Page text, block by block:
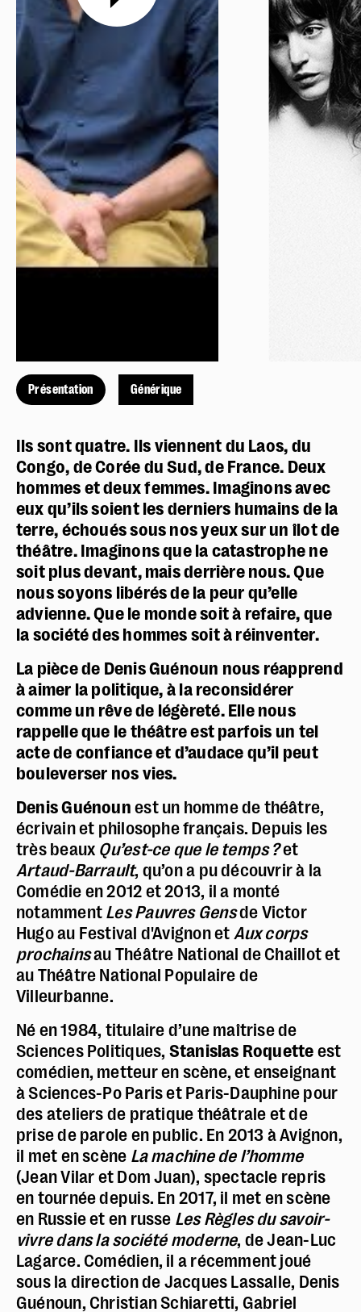
Police dyslexie :non
Taille du texte :par défaut
Contrastes :par défaut
Présentation Générique
Ils sont quatre. Ils viennent du Laos, du
Congo, de Corée du Sud, de France. Deux
hommes et deux femmes. Imaginons avec
eux qu’ils soient les derniers humains de la
terre, échoués sous nos yeux sur un îlot de
théâtre. Imaginons que la catastrophe ne
soit plus devant, mais derrière nous. Que
nous soyons libérés de la peur qu’elle
advienne. Que le monde soit à refaire, que
la société des hommes soit à réinventer.
La pièce de Denis Guénoun nous réapprend
à aimer la politique, à la reconsidérer
comme un rêve de légèreté. Elle nous
rappelle que le théâtre est parfois un tel
acte de confiance et d’audace qu’il peut
bouleverser nos vies.
Denis Guénoun est un homme de théâtre,
écrivain et philosophe français. Depuis les
très beaux Qu’est-ce que le temps ?et
Artaud-Barrault, qu’on a pu découvrir à la
Comédie en 2012 et 2013, il a monté
notamment Les Pauvres Gensde Victor
Hugo au Festival d'Avignon et Aux corps
prochainsau Théâtre National de Chaillot et
au Théâtre National Populaire de
Villeurbanne.
Né en 1984, titulaire d’une maîtrise de
Sciences Politiques, Stanislas Roquette est
comédien, metteur en scène, et enseignant
à Sciences-Po Paris et Paris-Dauphine pour
des ateliers de pratique théâtrale et de
prise de parole en public. En 2013 à Avignon,
il met en scène La machine de l’homme
(Jean Vilar et Dom Juan), spectacle repris
en tournée depuis. En 2017, il met en scène
en Russie et en russe Les Règles du savoir-
vivre dans la société moderne, de Jean-Luc
Lagarce. Comédien, il a récemment joué
sous la direction de Jacques Lassalle, Denis
Guénoun, Christian Schiaretti, Gabriel